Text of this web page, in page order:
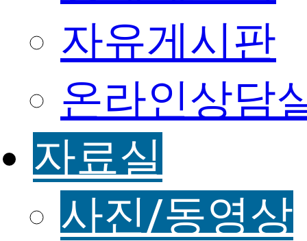
자유게시판
온라인상담
자료실
사진/동영상